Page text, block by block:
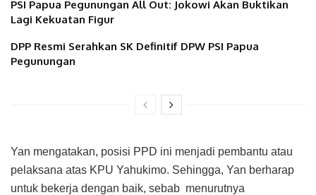
PSI Papua Pegunungan All Out: Jokowi Akan Buktikan
Lagi Kekuatan Figur
DPP Resmi Serahkan SK Definitif DPW PSI Papua
Pegunungan
Yan mengatakan, posisi PPD ini menjadi pembantu atau
pelaksana atas KPU Yahukimo. Sehingga, Yan berharap
untuk bekerja dengan baik, sebab menurutnya